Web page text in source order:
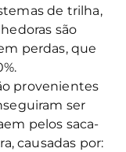
de trilha,
são
perdas, que
provenientes
ser
pelos saca-
causadas por: